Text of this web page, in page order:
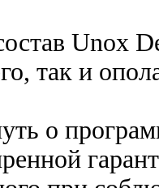
Unox
так и
о